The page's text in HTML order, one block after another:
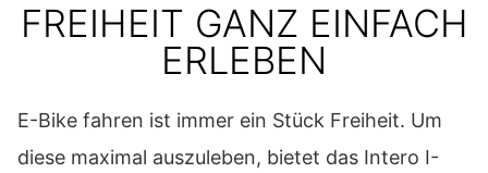
FREIHEIT GANZ EINFACH
ERLEBEN
E-Bike fahren ist immer ein Stück Freiheit. Um
diese maximal auszuleben, bietet das Intero I-